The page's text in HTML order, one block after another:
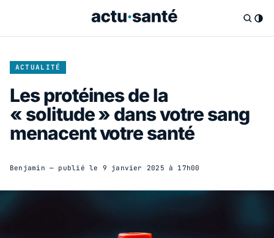
ACTUALITÉ
Les protéines de la
« solitude » dans votre sang
menacent votre santé
Benjamin — publié le 9 janvier 2025 à 17h00